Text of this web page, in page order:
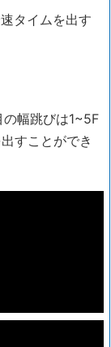
タイムを出す
幅跳びは1~5F
すことができ